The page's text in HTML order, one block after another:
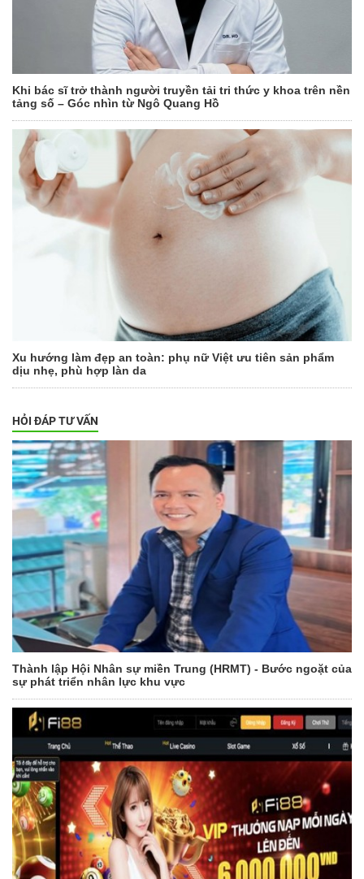
Khi bác sĩ trở thành người truyền tải tri thức y khoa trên nền
tảng số – Góc nhìn từ Ngô Quang Hồ
Xu hướng làm đẹp an toàn: phụ nữ Việt ưu tiên sản phẩm
dịu nhẹ, phù hợp làn da
HỎI ĐÁP TƯ VẤN
Thành lập Hội Nhân sự miền Trung (HRMT) - Bước ngoặt của
sự phát triển nhân lực khu vực